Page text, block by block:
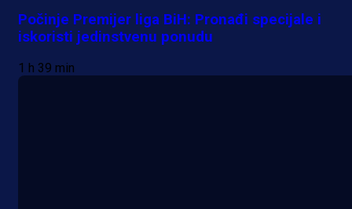
Počinje Premijer liga BiH: Pronađi specijale i
iskoristi jedinstvenu ponudu
1 h 39 min